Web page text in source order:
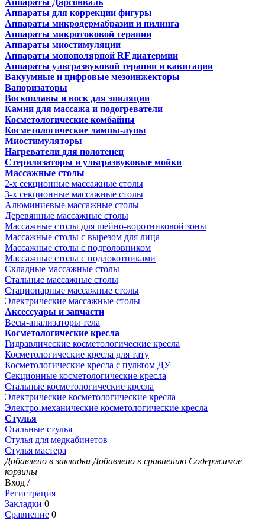
Аппараты Дарсонваль
Аппараты для коррекции фигуры
Аппараты микродермабразии и пилинга
Аппараты микротоковой терапии
Аппараты миостимуляции
Аппараты монополярной RF диатермии
Аппараты ультразвуковой терапии и кавитации
Вакуумные и цифровые мезоинжекторы
Вапоризаторы
Воскоплавы и воск для эпиляции
Камни для массажа и подогреватели
Косметологические комбайны
Косметологические лампы-лупы
Миостимуляторы
Нагреватели для полотенец
Стерилизаторы и ультразвуковые мойки
Массажные столы
2-х секционные массажные столы
3-х секционные массажные столы
Алюминиевые массажные столы
Деревянные массажные столы
Массажные столы для шейно-воротниковой зоны
Массажные столы с вырезом для лица
Массажные столы с подголовником
Массажные столы с подлокотниками
Складные массажные столы
Стальные массажные столы
Стационарные массажные столы
Электрические массажные столы
Аксессуары и запчасти
Весы-анализаторы тела
Косметологические кресла
Гидравлические косметологические кресла
Косметологические кресла для тату
Косметологические кресла с пультом ДУ
Секционные косметологические кресла
Стальные косметологические кресла
Электрические косметологические кресла
Электро-механические косметологические кресла
Стулья
Стальные стулья
Стулья для медкабинетов
Стулья мастера
Добавлено в закладки Добавлено к сравнению Содержимое
корзины
Вход /
Регистрация
Закладки 0
Сравнение 0